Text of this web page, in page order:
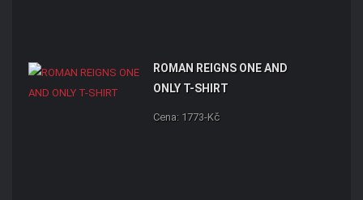
ROMAN REIGNS ONE AND
ONLY T-SHIRT
Cena: 1773-Kč